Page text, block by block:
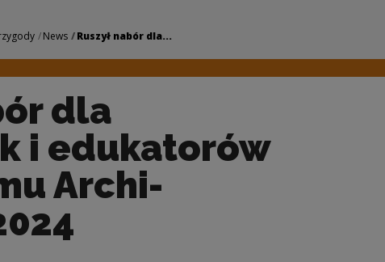
i edukatorów
News Ruszył nabór dla...
dla
i edukatorów
Archi-